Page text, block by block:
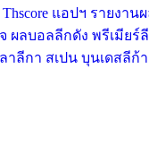
แอปฯ รายงาน
ผลบอลลีกดัง พรีเมียร์
าลีกา สเปน บุนเดสลีก้